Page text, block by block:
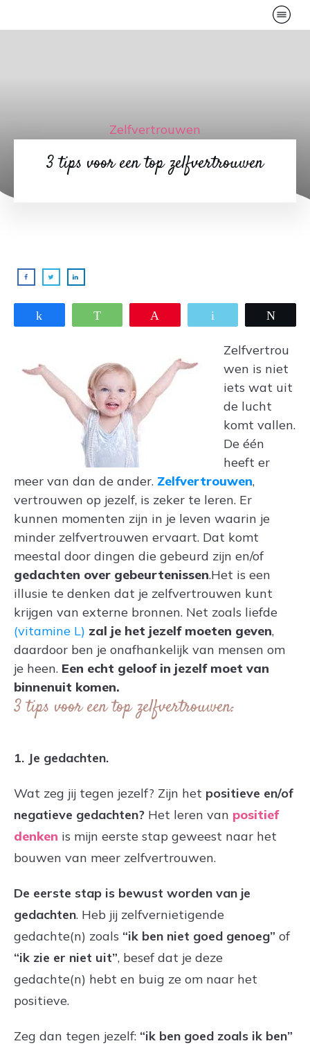
Zelfvertrouwen
3 tips voor een top zelfvertrouwen
WhatsApp
Zelfvertrou
wen is niet
iets wat uit
de lucht
komt vallen.
De één
heeft er
meer van dan de ander. Zelfvertrouwen,
vertrouwen op jezelf, is zeker te leren. Er
kunnen momenten zijn in je leven waarin je
minder zelfvertrouwen ervaart. Dat komt
meestal door dingen die gebeurd zijn en/of
gedachten over gebeurtenissen.Het is een
illusie te denken dat je zelfvertrouwen kunt
krijgen van externe bronnen. Net zoals liefde
(vitamine L) zal je het jezelf moeten geven,
daardoor ben je onafhankelijk van mensen om
je heen. Een echt geloof in jezelf moet van
binnenuit komen.
3 tips voor een top zelfvertrouwen:
1. Je gedachten.
Wat zeg jij tegen jezelf? Zijn het positieve en/of
negatieve gedachten? Het leren van positief
denken is mijn eerste stap geweest naar het
bouwen van meer zelfvertrouwen.
De eerste stap is bewust worden van je
gedachten. Heb jij zelfvernietigende
gedachte(n) zoals “ik ben niet goed genoeg” of
“ik zie er niet uit”, besef dat je deze
gedachte(n) hebt en buig ze om naar het
positieve.
Zeg dan tegen jezelf: “ik ben goed zoals ik ben”